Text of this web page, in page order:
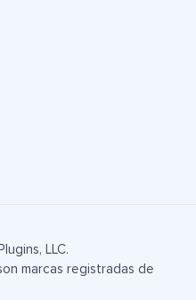
LLC.
marcas registradas de